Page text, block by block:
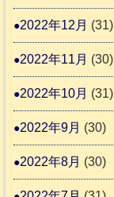
2022年12月 (31)
2022年11月 (30)
2022年10月 (31)
2022年9月 (30)
2022年8月 (30)